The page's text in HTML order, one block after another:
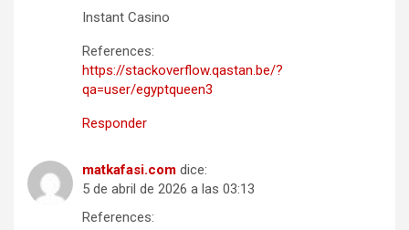
Instant Casino
References:
https://stackoverflow.qastan.be/?
qa=user/egyptqueen3
Responder
matkafasi.com dice:
5 de abril de 2026 a las 03:13
References: